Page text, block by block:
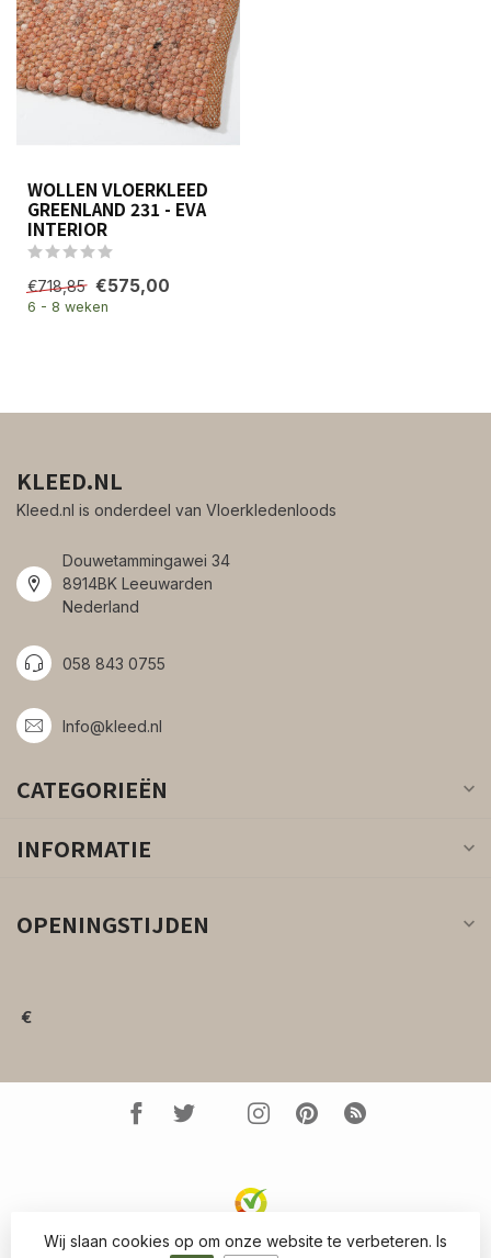
WOLLEN VLOERKLEED
GREENLAND 231 - EVA
INTERIOR
€718,85 €575,00
6 - 8 weken
KLEED.NL
Kleed.nl is onderdeel van Vloerkledenloods
Douwetammingawei 34
8914BK Leeuwarden
Nederland
058 843 0755
Info@kleed.nl
CATEGORIEËN
INFORMATIE
OPENINGSTIJDEN
€
© Copyright 2026 Kleed.nl- Powered by Lightspeed-
Wij slaan cookies op om onze website te verbeteren. Is